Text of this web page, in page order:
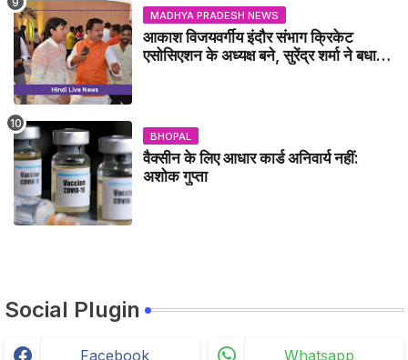
MADHYA PRADESH NEWS
आकाश विजयवर्गीय इंदौर संभाग क्रिकेट
एसोसिएशन के अध्यक्ष बने, सुरेंद्र शर्मा ने बधाई
BHOPAL
वैक्सीन के लिए आधार कार्ड अनिवार्य नहीं:
अशोक गुप्ता
Social Plugin
Facebook Whatsapp